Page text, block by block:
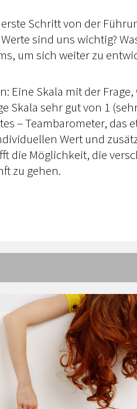
Schritt von der
sind uns wichtig?
um sich weiter zu
Eine Skala mit der
Skala sehr gut von 1
– Teambarometer,
Wert und
die Möglichkeit, die
zu gehen.